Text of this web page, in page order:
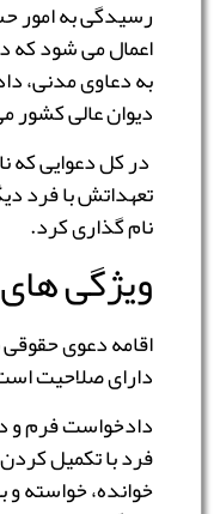
رسیدگی به امور
اعمال می شود كه
به دعاوی مدنی،
دیوان‌ عالی کشور
در كل دعوایی که
تعهداتش با فرد
نام گذاری کرد.
ویژگی
اقامه دعوی حقوقی
دارای صلاحیت
دادخواست فرم و
فرد با تکمیل
خوانده، خواسته و